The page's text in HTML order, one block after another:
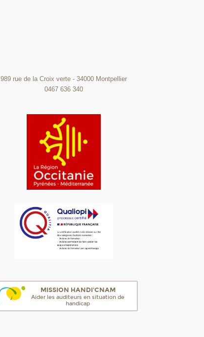
989 rue de la Croix verte - 34000 Montpellier
0467 636 340
MISSION HANDI'CNAM
Aider les auditeurs en situation de
handicap